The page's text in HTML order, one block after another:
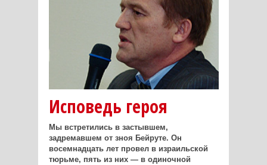
Исповедь героя
Мы встретились в застывшем,
задремавшем от зноя Бейруте. Он
восемнадцать лет провел в израильской
тюрьме, пять из них — в одиночной